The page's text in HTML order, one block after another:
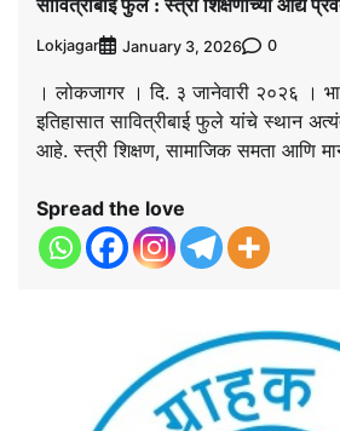
सावित्रीबाई फुले : स्त्री शिक्षणाच्या आद्य
Lokjagar January 3, 2026 0
। लोकजागर । दि. ३ जानेवारी २०२६ ।
इतिहासात सावित्रीबाई फुले यांचे स्थान
आहे. स्त्री शिक्षण, सामाजिक समता आणि
Spread the love